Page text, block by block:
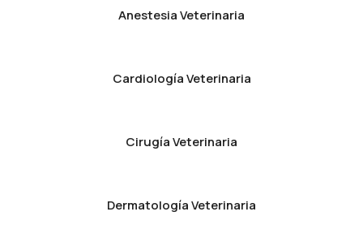
Anestesia Veterinaria
Cardiología Veterinaria
Cirugía Veterinaria
Dermatología Veterinaria